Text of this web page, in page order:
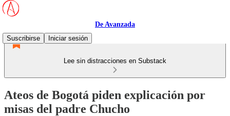
De Avanzada
Suscribirse
Iniciar sesión
Lee sin distracciones en Substack
Ateos de Bogotá piden explicación por
misas del padre Chucho